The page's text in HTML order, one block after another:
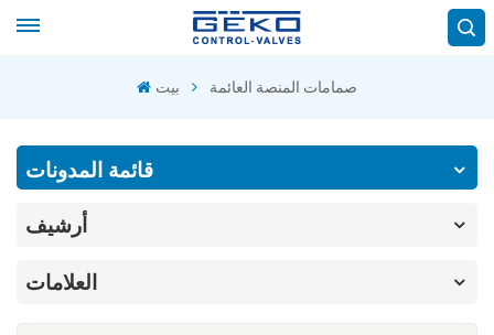
بيت صمامات المنصة العائمة
قائمة المدونات
أرشيف
العلامات